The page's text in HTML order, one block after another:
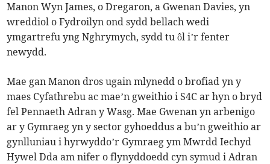
Manon Wyn James, o Dregaron, a Gwenan Davies, yn
wreddiol o Fydroilyn ond sydd bellach wedi
ymgartrefu yng Nghrymych, sydd tu ôl i’r fenter
newydd.
Mae gan Manon dros ugain mlynedd o brofiad yn y
maes Cyfathrebu ac mae’n gweithio i S4C ar hyn o bryd
fel Pennaeth Adran y Wasg. Mae Gwenan yn arbenigo
ar y Gymraeg yn y sector gyhoeddus a bu’n gweithio ar
gynlluniau i hyrwyddo’r Gymraeg ym Mwrdd Iechyd
Hywel Dda am nifer o flynyddoedd cyn symud i Adran